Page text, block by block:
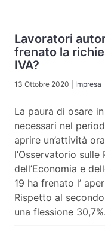
Lavoratori
frenato la
IVA?
13 Ottobre 2020 Impresa
La paura di osare
necessari nel
aprire un’attività
l’Osservatorio
dell’Economia e
19 ha frenato l’
Rispetto al
una flessione